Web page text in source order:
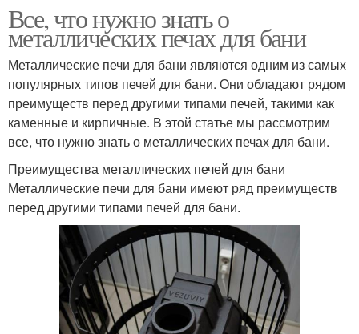
Все, что нужно знать о
металлических печах для бани
Металлические печи для бани являются одним из самых
популярных типов печей для бани. Они обладают рядом
преимуществ перед другими типами печей, такими как
каменные и кирпичные. В этой статье мы рассмотрим
все, что нужно знать о металлических печах для бани.
Преимущества металлических печей для бани
Металлические печи для бани имеют ряд преимуществ
перед другими типами печей для бани.